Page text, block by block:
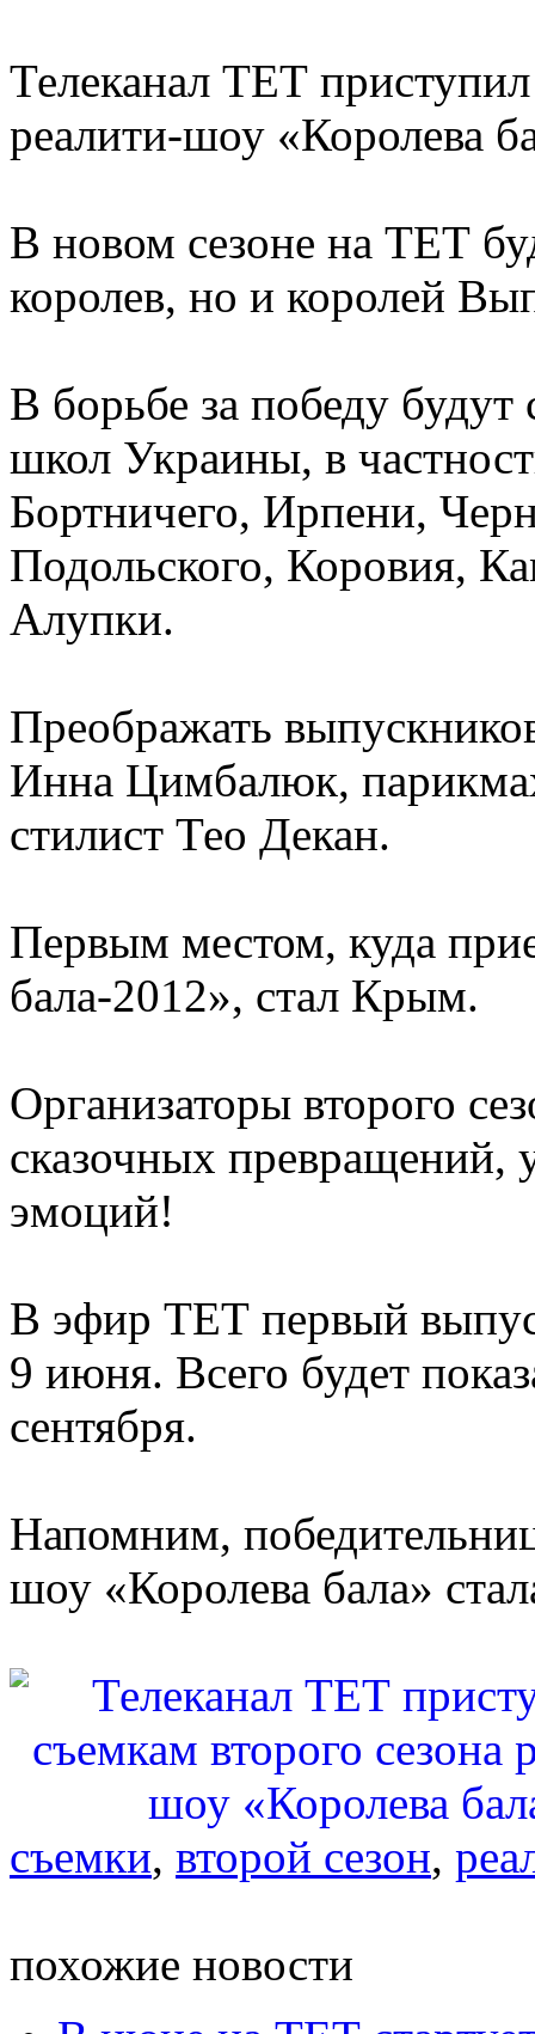
Телеканал ТЕТ
реалити-шоу «Королева
В новом сезоне на ТЕТ
королев, но и королей
В борьбе за победу будут
школ Украины, в
Бортничего, Ирпени,
Подольского, Коровия,
Алупки.
Преображать
Инна Цимбалюк,
стилист Тео Декан.
Первым местом, куда
бала-2012», стал Крым.
Организаторы второго
сказочных превращений,
эмоций!
В эфир ТЕТ первый
9 июня. Всего будет
сентября.
Напомним,
шоу «Королева бала»
съемки, второй сезон,
похожие новости